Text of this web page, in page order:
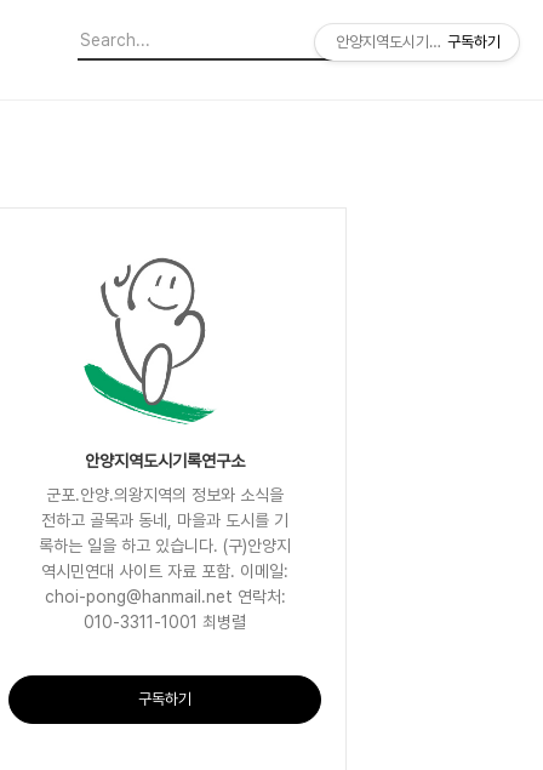
안양지역도시기록연구소
군포.안양.의왕지역의 정보와 소식을
전하고 골목과 동네, 마을과 도시를 기
록하는 일을 하고 있습니다. (구)안양지
역시민연대 사이트 자료 포함. 이메일:
choi-pong@hanmail.net 연락처:
010-3311-1001 최병렬
구독하기
안양지역도시기록연구소
구독하기